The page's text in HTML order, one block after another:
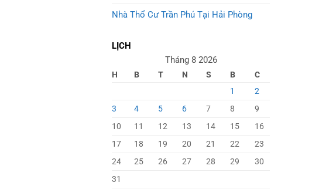
Nhà Thổ Cư Trần Phú Tại Hải Phòng
LỊCH
Tháng 8 2026
H B T N S B
C
1
2
3
4 5 6 7 8
9
10
11 12 13 14 15
16
17
18 19 20 21 22
23
24
25 26 27 28 29
30
31